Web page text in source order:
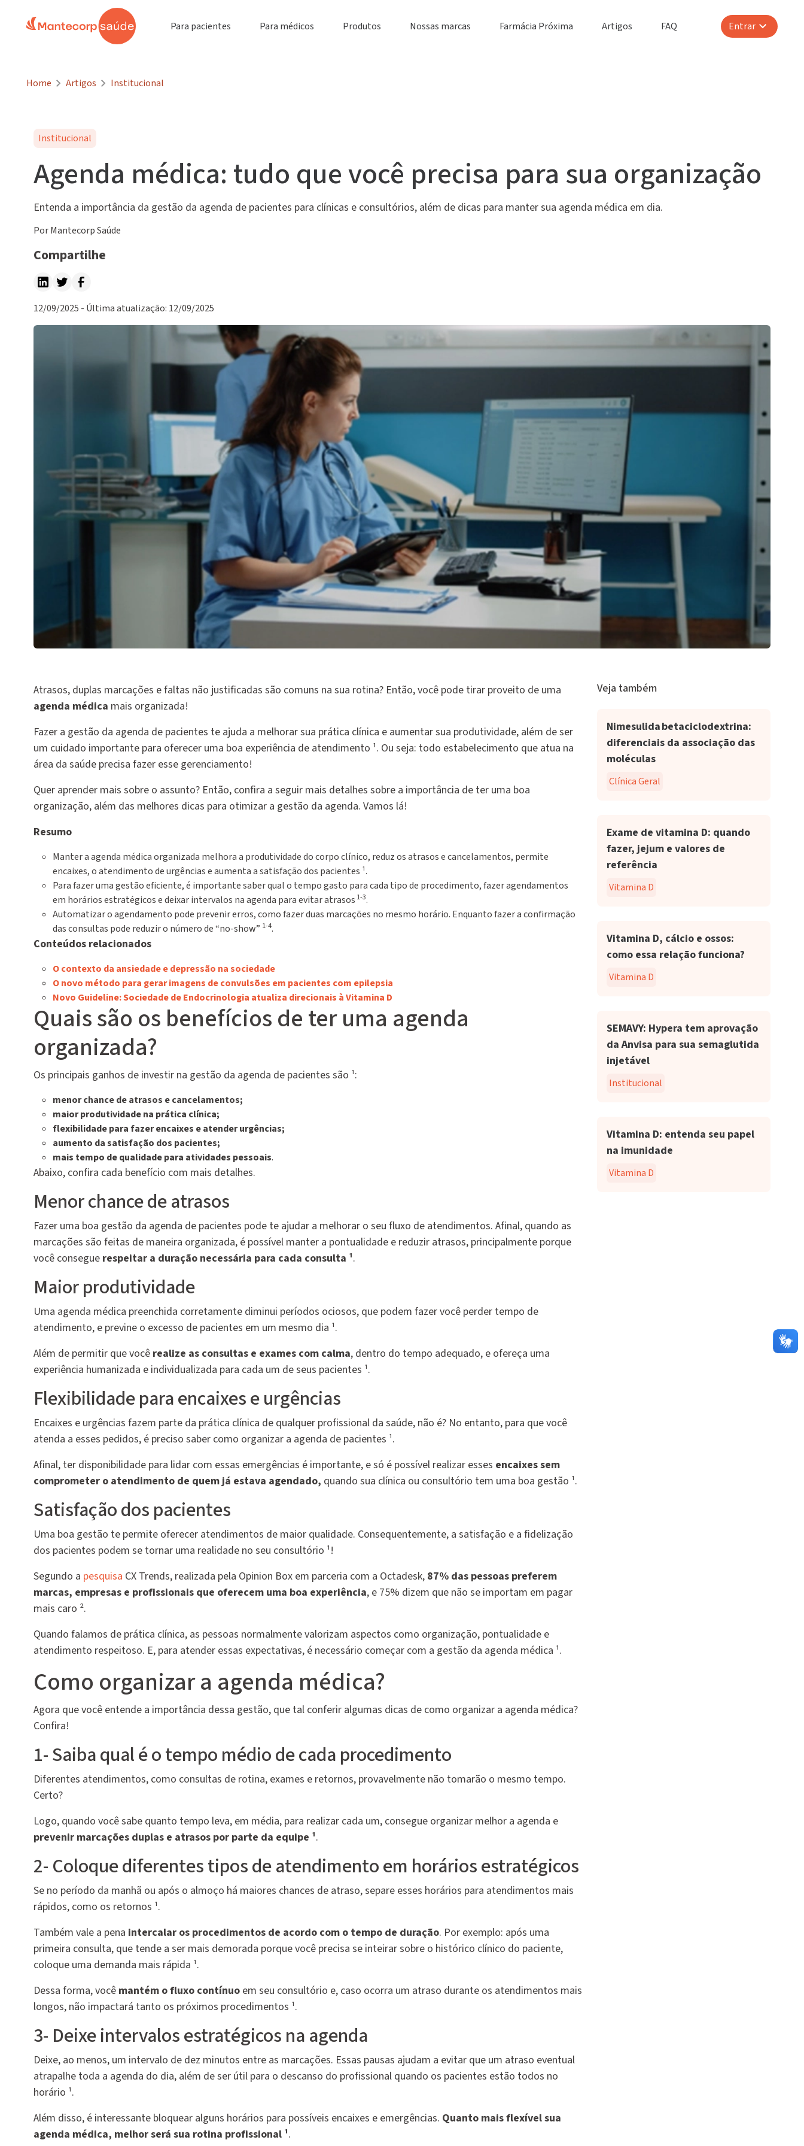
Para pacientes Para médicos Produtos Nossas marcas Farmácia Próxima Artigos FAQ Entrar
Home Artigos Institucional
Institucional
Agenda médica: tudo que você precisa para sua organização
Entenda a importância da gestão da agenda de pacientes para clínicas e consultórios, além de dicas para manter sua agenda médica em dia.
Por Mantecorp Saúde
Compartilhe
12/09/2025 - Última atualização: 12/09/2025
Atrasos, duplas marcações e faltas não justificadas são comuns na sua rotina? Então, você pode tirar proveito de uma
agenda médica mais organizada!
Fazer a gestão da agenda de pacientes te ajuda a melhorar sua prática clínica e aumentar sua produtividade, além de ser
um cuidado importante para oferecer uma boa experiência de atendimento ¹. Ou seja: todo estabelecimento que atua na
área da saúde precisa fazer esse gerenciamento!
Quer aprender mais sobre o assunto? Então, confira a seguir mais detalhes sobre a importância de ter uma boa
organização, além das melhores dicas para otimizar a gestão da agenda. Vamos lá!
Resumo
Manter a agenda médica organizada melhora a produtividade do corpo clínico, reduz os atrasos e cancelamentos, permite
encaixes, o atendimento de urgências e aumenta a satisfação dos pacientes ¹.
Para fazer uma gestão eficiente, é importante saber qual o tempo gasto para cada tipo de procedimento, fazer agendamentos
em horários estratégicos e deixar intervalos na agenda para evitar atrasos 1-3.
Automatizar o agendamento pode prevenir erros, como fazer duas marcações no mesmo horário. Enquanto fazer a confirmação
das consultas pode reduzir o número de “no-show” 1-4.
Conteúdos relacionados
O contexto da ansiedade e depressão na sociedade
O novo método para gerar imagens de convulsões em pacientes com epilepsia
Novo Guideline: Sociedade de Endocrinologia atualiza direcionais à Vitamina D
Quais são os benefícios de ter uma agenda
organizada?
Os principais ganhos de investir na gestão da agenda de pacientes são ¹:
menor chance de atrasos e cancelamentos;
maior produtividade na prática clínica;
flexibilidade para fazer encaixes e atender urgências;
aumento da satisfação dos pacientes;
mais tempo de qualidade para atividades pessoais.
Abaixo, confira cada benefício com mais detalhes.
Menor chance de atrasos
Fazer uma boa gestão da agenda de pacientes pode te ajudar a melhorar o seu fluxo de atendimentos. Afinal, quando as
marcações são feitas de maneira organizada, é possível manter a pontualidade e reduzir atrasos, principalmente porque
você consegue respeitar a duração necessária para cada consulta ¹.
Maior produtividade
Uma agenda médica preenchida corretamente diminui períodos ociosos, que podem fazer você perder tempo de
atendimento, e previne o excesso de pacientes em um mesmo dia ¹.
Além de permitir que você realize as consultas e exames com calma, dentro do tempo adequado, e ofereça uma
experiência humanizada e individualizada para cada um de seus pacientes ¹.
Flexibilidade para encaixes e urgências
Encaixes e urgências fazem parte da prática clínica de qualquer profissional da saúde, não é? No entanto, para que você
atenda a esses pedidos, é preciso saber como organizar a agenda de pacientes ¹.
Afinal, ter disponibilidade para lidar com essas emergências é importante, e só é possível realizar esses encaixes sem
comprometer o atendimento de quem já estava agendado, quando sua clínica ou consultório tem uma boa gestão ¹.
Satisfação dos pacientes
Uma boa gestão te permite oferecer atendimentos de maior qualidade. Consequentemente, a satisfação e a fidelização
dos pacientes podem se tornar uma realidade no seu consultório ¹!
Segundo a pesquisa CX Trends, realizada pela Opinion Box em parceria com a Octadesk, 87% das pessoas preferem
marcas, empresas e profissionais que oferecem uma boa experiência, e 75% dizem que não se importam em pagar
mais caro ².
Quando falamos de prática clínica, as pessoas normalmente valorizam aspectos como organização, pontualidade e
atendimento respeitoso. E, para atender essas expectativas, é necessário começar com a gestão da agenda médica ¹.
Como organizar a agenda médica?
Agora que você entende a importância dessa gestão, que tal conferir algumas dicas de como organizar a agenda médica?
Confira!
1- Saiba qual é o tempo médio de cada procedimento
Diferentes atendimentos, como consultas de rotina, exames e retornos, provavelmente não tomarão o mesmo tempo.
Certo?
Logo, quando você sabe quanto tempo leva, em média, para realizar cada um, consegue organizar melhor a agenda e
prevenir marcações duplas e atrasos por parte da equipe ¹.
2- Coloque diferentes tipos de atendimento em horários estratégicos
Se no período da manhã ou após o almoço há maiores chances de atraso, separe esses horários para atendimentos mais
rápidos, como os retornos ¹.
Também vale a pena intercalar os procedimentos de acordo com o tempo de duração. Por exemplo: após uma
primeira consulta, que tende a ser mais demorada porque você precisa se inteirar sobre o histórico clínico do paciente,
coloque uma demanda mais rápida ¹.
Dessa forma, você mantém o fluxo contínuo em seu consultório e, caso ocorra um atraso durante os atendimentos mais
longos, não impactará tanto os próximos procedimentos ¹.
3- Deixe intervalos estratégicos na agenda
Deixe, ao menos, um intervalo de dez minutos entre as marcações. Essas pausas ajudam a evitar que um atraso eventual
atrapalhe toda a agenda do dia, além de ser útil para o descanso do profissional quando os pacientes estão todos no
horário ¹.
Além disso, é interessante bloquear alguns horários para possíveis encaixes e emergências. Quanto mais flexível sua
agenda médica, melhor será sua rotina profissional ¹.
Veja também
Nimesulida betaciclodextrina:
diferenciais da associação das
moléculas
Clínica Geral
Exame de vitamina D: quando
fazer, jejum e valores de
referência
Vitamina D
Vitamina D, cálcio e ossos:
como essa relação funciona?
Vitamina D
SEMAVY: Hypera tem aprovação
da Anvisa para sua semaglutida
injetável
Institucional
Vitamina D: entenda seu papel
na imunidade
Vitamina D